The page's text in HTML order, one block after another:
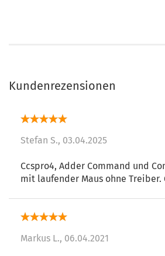
Kundenrezensionen
Stefan S., 03.04.2025
Ccspro4, Adder Command und
Markus L., 06.04.2021